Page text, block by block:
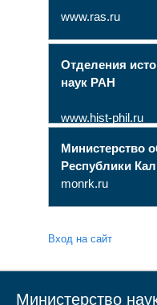
www.ras.ru
Отделения
наук РАН
www.hist-phil.ru
Министерство
Республики
monrk.ru
Вход на сайт
Министерство